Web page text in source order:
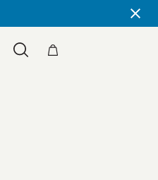
Shopping